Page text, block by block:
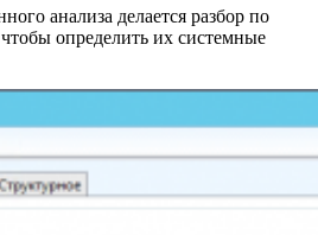
анализа делается разбор по
определить их системные